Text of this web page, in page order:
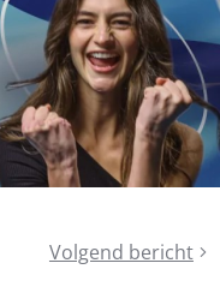
Volgend bericht
Projectoproep